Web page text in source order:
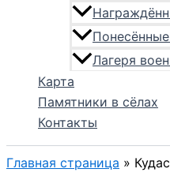
Лагеря
Карта
Памятники в сёлах
Контакты
Главная страница »